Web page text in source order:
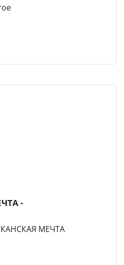
-
МЕЧТА